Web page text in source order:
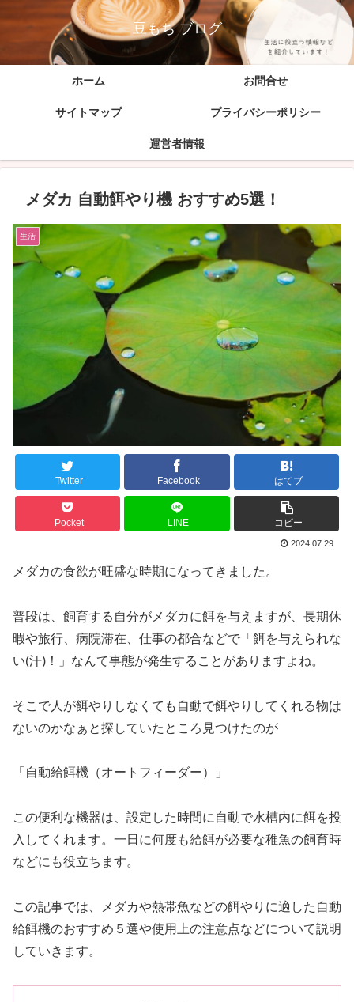
豆もち ブログ
ホーム お問合せ
サイトマップ プライバシーポリシー
運営者情報
メダカ 自動餌やり機 おすすめ5選！
生活
Twitter Facebook はてブ
Pocket LINE コピー
2024.07.29
メダカの食欲が旺盛な時期になってきました。
普段は、飼育する自分がメダカに餌を与えますが、長期休
暇や旅行、病院滞在、仕事の都合などで「餌を与えられな
い(汗)！」なんて事態が発生することがありますよね。
そこで人が餌やりしなくても自動で餌やりしてくれる物は
ないのかなぁと探していたところ見つけたのが
「自動給餌機（オートフィーダー）」
この便利な機器は、設定した時間に自動で水槽内に餌を投
入してくれます。一日に何度も給餌が必要な稚魚の飼育時
などにも役立ちます。
この記事では、メダカや熱帯魚などの餌やりに適した自動
給餌機のおすすめ５選や使用上の注意点などについて説明
していきます。